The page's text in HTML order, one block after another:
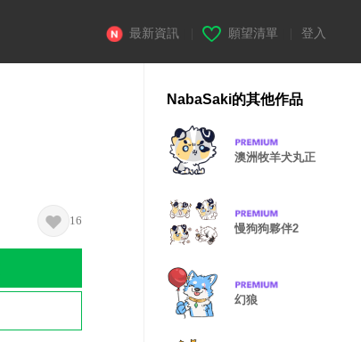
最新資訊 願望清單 登入
16
NabaSaki的其他作品
澳洲牧羊犬丸正
慢狗狗夥伴2
幻狼